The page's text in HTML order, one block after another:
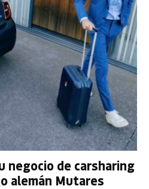
negocio de carsharing
alemán Mutares